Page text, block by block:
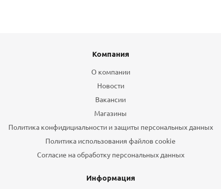
Компания
О компании
Новости
Вакансии
Магазины
Политика конфидициальности и защиты персональных данных
Политика использования файлов cookie
Согласие на обработку персональных данных
Информация